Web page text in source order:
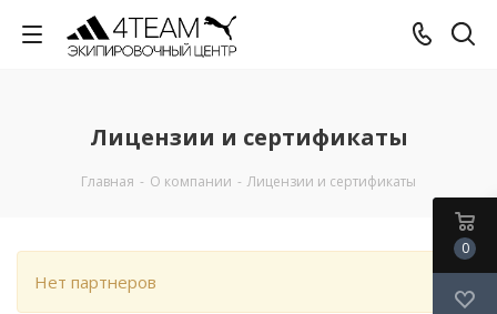
Лицензии и сертификаты
Главная - О компании - Лицензии и сертификаты
Нет партнеров
0